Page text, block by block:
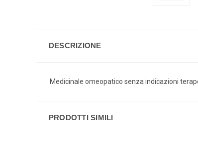
DESCRIZIONE
Medicinale omeopatico senza indicazioni
PRODOTTI SIMILI